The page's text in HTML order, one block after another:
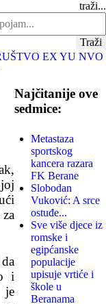
traži...
Traži
EX YU NVO
i
Najčitanije ove
sedmice:
Metastaza
sportskog
kancera razara
FK Berane
Slobodan
Vuković: A srce
ostuđe...
Sve više djece iz
romske i
egipćanske
populacije
upisuje vrtiće i
škole u
Beranama